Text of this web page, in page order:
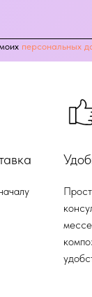
персональных